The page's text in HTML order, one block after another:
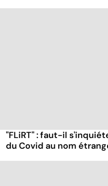
"FLiRT" : faut-il
du Covid au nom